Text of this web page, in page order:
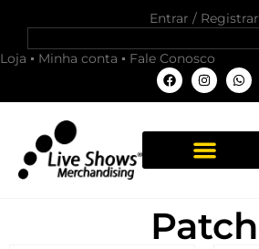
Entrar / Registrar
Loja Minha conta Fale Conosco
Patch